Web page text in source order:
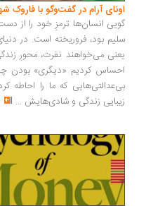
اونای آرام در گفت‌وگو با فاروک
گویی انسان‌ها ترمزِ خود را از
سلیم بود، فروریخته است. در
یعنی می‌خواهند نفرت، محورِ
احساس کردیم «دیگری» بودن
بی‌عدالتی‌هایی که ما را احاطه
زیبایی زندگی و شادی‌هایش ...